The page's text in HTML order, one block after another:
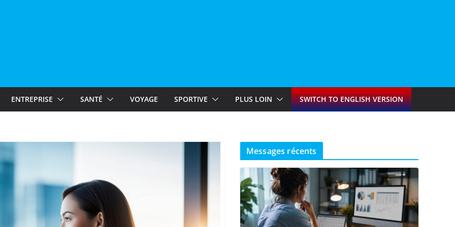
ENTREPRISE SANTÉ VOYAGE SPORTIVE PLUS LOIN SWITCH TO ENGLISH VERSION
Messages récents